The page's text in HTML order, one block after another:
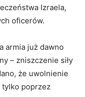
Izraela,
oficerów.
armia już dawno
– zniszczenie siły
że uwolnienie
tylko poprzez